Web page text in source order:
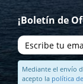
¡Boletín de
Mediante el envío
acepto la política